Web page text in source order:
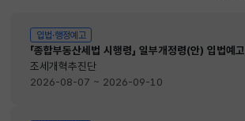
입법·행정예고
입법·행정예고
「종합부동산세법 시행령」 일부개정령(안) 입법예고
조세개혁추진단
2026-08-07 ~ 2026-09-10